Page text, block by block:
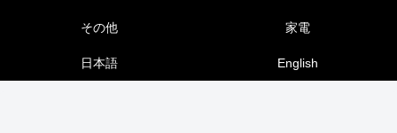
その他 家電
日本語 English